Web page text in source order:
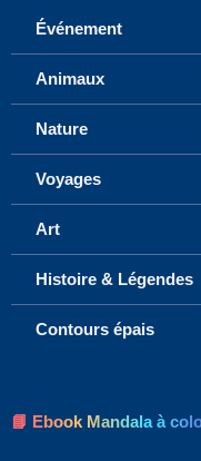
Événement
Animaux
Nature
Voyages
Art
Histoire & Légendes
Contours épais
📘 Ebook Mandala à